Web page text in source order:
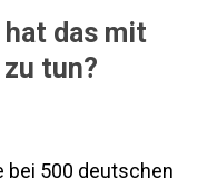
das mit
tun?
bei 500 deutschen